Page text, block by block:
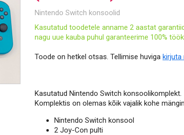
Nintendo Switch konsoolid
Kasutatud toodetele anname 2 aastat
nagu uue kauba puhul garanteerime 100%
Toode on hetkel otsas. Tellimise huviga kirjuta
Kasutatud Nintendo Switch konsoolikomplekt.
Komplektis on olemas kõik vajalik kohe
Nintendo Switch konsool
2 Joy-Con pulti